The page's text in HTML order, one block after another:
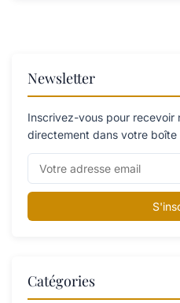
Newsletter
Inscrivez-vous pour recevoir
directement dans votre boîte
Catégories